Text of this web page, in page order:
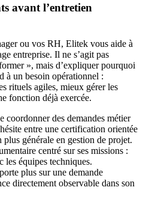
avant l’entretien
ou vos RH, Elitek vous aide à
entreprise. Il ne s’agit pas
», mais d’expliquer pourquoi
à un besoin opérationnel :
rituels agiles, mieux gérer les
fonction déjà exercée.
coordonner des demandes métier
entre une certification orientée
générale en gestion de projet.
centré sur ses missions :
les équipes techniques.
plus sur une demande
directement observable dans son